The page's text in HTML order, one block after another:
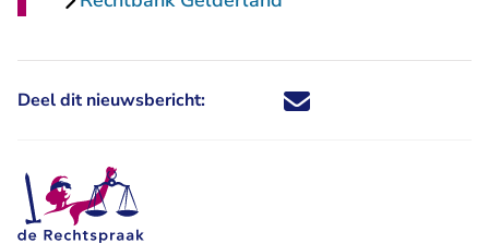
Deel dit nieuwsbericht: Deel dit nieuwsbericht via X -
Deel dit nieuwsbericht via
Deel dit nieuwsbericht
Deel dit